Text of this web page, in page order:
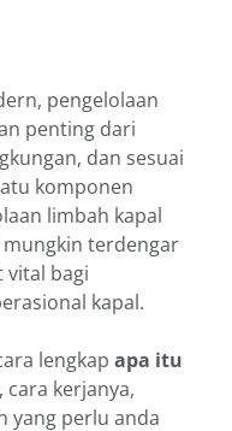
pengelolaan
penting dari
dan sesuai
komponen
limbah kapal
mungkin terdengar
vital bagi
kapal.
lengkap apa itu
cara kerjanya,
yang perlu anda